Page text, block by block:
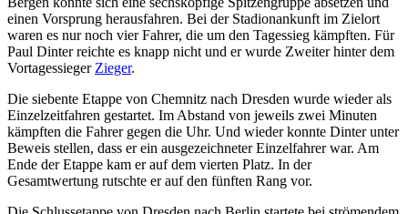
einen Vorsprung herausfahren. Bei der Stadionankunft im Zielort
waren es nur noch vier Fahrer, die um den Tagessieg kämpften. Für
Paul Dinter reichte es knapp nicht und er wurde Zweiter hinter dem
VortagessiegerZieger.
Die siebente Etappe von Chemnitz nach Dresden wurde wieder als
Einzelzeitfahren gestartet. Im Abstand von jeweils zwei Minuten
kämpften die Fahrer gegen die Uhr. Und wieder konnte Dinter unter
Beweis stellen, dass er ein ausgezeichneter Einzelfahrer war. Am
Ende der Etappe kam er auf dem vierten Platz. In der
Gesamtwertung rutschte er auf den fünften Rang vor.